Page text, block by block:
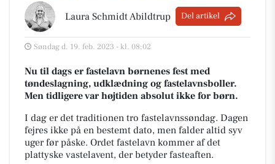
Laura Schmidt Abildtrup Del artikel
Søndag d. 19. feb. 2023 - kl. 08:02
Nu til dags er fastelavn børnenes fest med
tøndeslagning, udklædning og fastelavnsboller.
Men tidligere var højtiden absolut ikke for børn.
I dag er det traditionen tro fastelavnssøndag. Dagen
fejres ikke på en bestemt dato, men falder altid syv
uger før påske. Ordet fastelavn kommer af det
plattyske vastelavent, der betyder fasteaften.